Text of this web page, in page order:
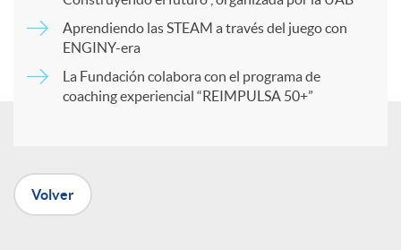
r
Aprendiendo las STEAM a través del juego con
ENGINY-era
La Fundación colabora con el programa de
coaching experiencial “REIMPULSA 50+”
Volver